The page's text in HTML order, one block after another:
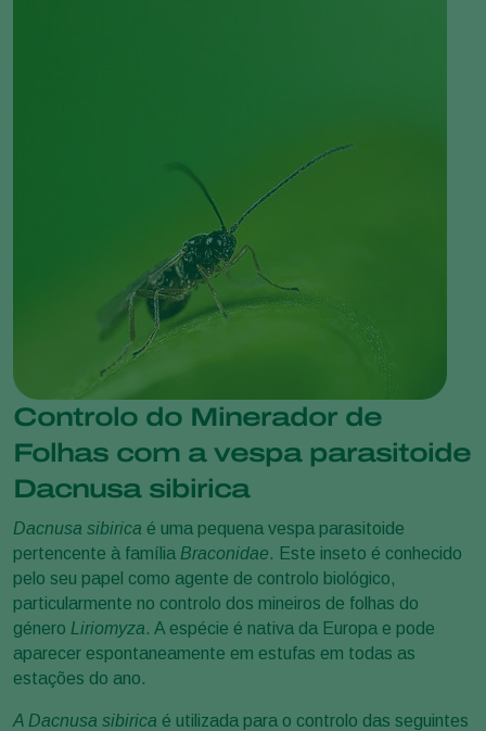
Controlo do Minerador de
Folhas com a vespa parasitoide
Dacnusa sibirica
Dacnusa sibirica é uma pequena vespa parasitoide
pertencente à família Braconidae. Este inseto é conhecido
pelo seu papel como agente de controlo biológico,
particularmente no controlo dos mineiros de folhas do
género Liriomyza. A espécie é nativa da Europa e pode
aparecer espontaneamente em estufas em todas as
estações do ano.
A Dacnusa sibirica é utilizada para o controlo das seguintes